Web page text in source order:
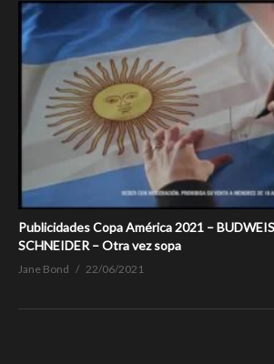
Publicidades Copa América 2021 –
SCHNEIDER – Otra vez sopa
Jane Bond 22/06/2021